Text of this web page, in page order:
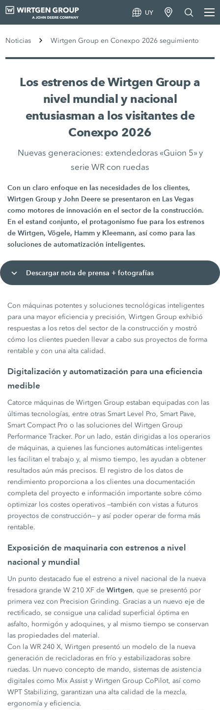
UY
Noticias Wirtgen Group en Conexpo 2026 seguimiento
Los estrenos de Wirtgen Group a
nivel mundial y nacional
entusiasman a los visitantes de
Conexpo 2026
Nuevas generaciones: extendedoras «Guion 5» y
serie WR con ruedas
Con un claro enfoque en las necesidades de los clientes,
Wirtgen Group y John Deere se presentaron en Las Vegas
como motores de innovación en el sector de la construcción.
En el estand conjunto, el protagonismo fue para los estrenos
de Wirtgen, Vögele, Hamm y Kleemann, así como para las
soluciones de automatización inteligentes.
Descargar nota de prensa + fotografías
Con máquinas potentes y soluciones tecnológicas inteligentes
para una mayor eficiencia y precisión, Wirtgen Group exhibió
respuestas a los retos del sector de la construcción y mostró
cómo los clientes pueden llevar a cabo sus proyectos de forma
rentable y con una alta calidad.
Digitalización y automatización para una eficiencia
medible
Catorce máquinas de Wirtgen Group estaban equipadas con las
últimas tecnologías, entre otras Smart Level Pro, Smart Pave,
Smart Compact Pro o las soluciones del Wirtgen Group
Performance Tracker. Por un lado, están dirigidas a los operarios
de máquinas, a quienes las funciones automáticas inteligentes
les facilitan el trabajo y, al mismo tiempo, les ayudan a obtener
resultados aún más precisos. El registro de los datos de
rendimiento proporciona a los clientes una documentación
completa del proyecto e información importante sobre cómo
optimizar los costes operativos —también con vistas a futuros
proyectos de construcción— y así poder operar de forma más
rentable.
Exposición de maquinaria con estrenos a nivel
nacional y mundial
Un punto destacado fue el estreno a nivel nacional de la nueva
fresadora grande W 210 XF deWirtgen, que se presentó por
primera vez con Precision Grinding. Gracias a un nuevo eje de
rectificado, se consigue una calidad superficial óptima en
asfalto, hormigón y adoquines, y al mismo tiempo se conservan
las propiedades del material.
Con la WR 240 X, Wirtgen presentó un modelo de la nueva
generación de recicladoras en frío y estabilizadoras sobre
ruedas. Un nuevo concepto de mando, sistemas de asistencia
digitales como Mix Assist y Wirtgen Group CoPilot, así como
WPT Stabilizing, garantizan una alta calidad de la mezcla,
ergonomía y eficiencia.